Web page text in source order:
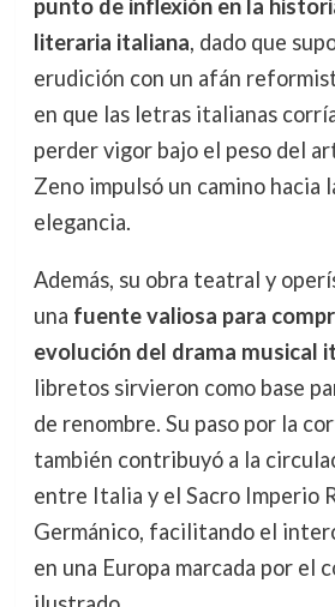
punto de inflexión en la
literaria italiana, dado que
erudición con un afán
en que las letras italianas
perder vigor bajo el peso del
Zeno impulsó un camino hacia
elegancia.
Además, su obra teatral y
una fuente valiosa para
evolución del drama musical
libretos sirvieron como base
de renombre. Su paso por la
también contribuyó a la
entre Italia y el Sacro Imperio
Germánico, facilitando el
en una Europa marcada por el